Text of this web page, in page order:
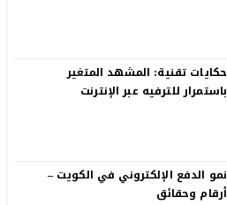
حكايات تقنية: المشهد المتغير
باستمرار للترفيه عبر الإنترنت
نمو الدفع الإلكتروني في الكويت –
أرقام وحقائق